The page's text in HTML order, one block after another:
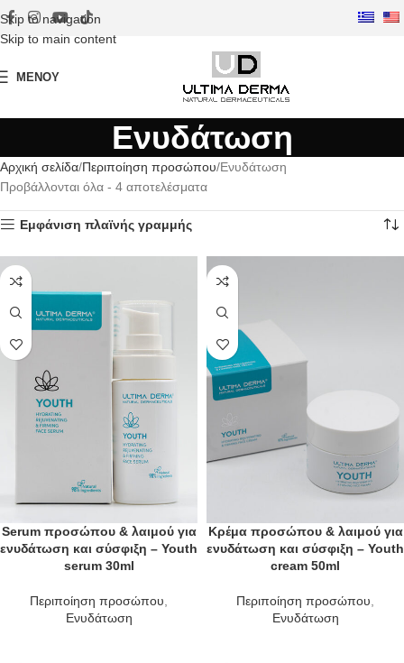
Skip to navigation
Skip to main content
ΜΕΝΟΎ
Ενυδάτωση
Αρχική σελίδα Περιποίηση προσώπου Ενυδάτωση
Προβάλλονται όλα - 4 αποτελέσματα
Εμφάνιση πλαϊνής γραμμής
Serum προσώπου & λαιμού για
ενυδάτωση και σύσφιξη – Youth
serum 30ml
Περιποίηση προσώπου
Ενυδάτωση
Κρέμα προσώπου & λαιμού για
ενυδάτωση και σύσφιξη – Youth
cream 50ml
Περιποίηση προσώπου
Ενυδάτωση